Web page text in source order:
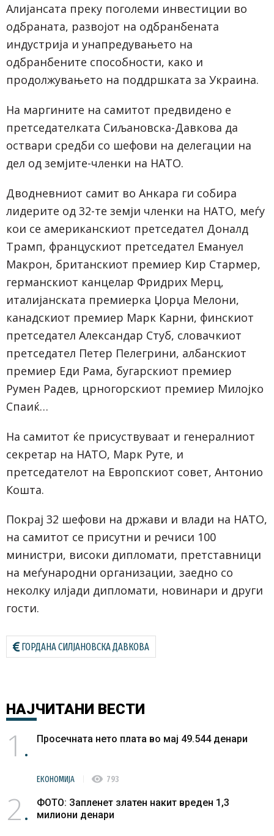
Алијансата преку поголеми инвестиции во
одбраната, развојот на одбранбената
индустрија и унапредувањето на
одбранбените способности, како и
продолжувањето на поддршката за Украина.
На маргините на самитот предвидено е
претседателката Сиљановска-Давкова да
оствари средби со шефови на делегации на
дел од земјите-членки на НАТО.
Дводневниот самит во Анкара ги собира
лидерите од 32-те земји членки на НАТО, меѓу
кои се американскиот претседател Доналд
Трамп, францускиот претседател Емануел
Макрон, британскиот премиер Кир Стармер,
германскиот канцелар Фридрих Мерц,
италијанската премиерка Џорџа Мелони,
канадскиот премиер Марк Карни, финскиот
претседател Александар Стуб, словачкиот
претседател Петер Пелегрини, албанскиот
премиер Еди Рама, бугарскиот премиер
Румен Радев, црногорскиот премиер Милојко
Спаиќ…
На самитот ќе присуствуваат и генералниот
секретар на НАТО, Марк Руте, и
претседателот на Европскиот совет, Антонио
Кошта.
Покрај 32 шефови на држави и влади на НАТО,
на самитот се присутни и речиси 100
министри, високи дипломати, претставници
на меѓународни организации, заедно со
неколку илјади дипломати, новинари и други
гости.
ГОРДАНА СИЛЈАНОВСКА ДАВКОВА
НАЈЧИТАНИ ВЕСТИ
1 Просечната нето плата во мај 49.544 денари
ЕКОНОМИЈА visibility 793
2
ФОТО: Запленет златен накит вреден 1,3
милиони денари